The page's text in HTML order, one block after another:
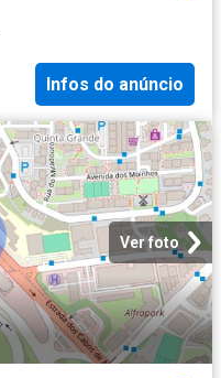
Infos do anúncio
Ver foto